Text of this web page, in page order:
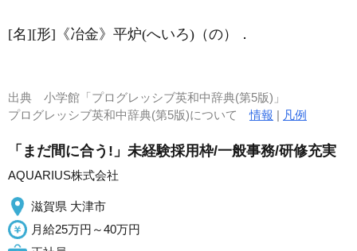
[名][形] 《冶金》 平炉(へいろ) （の） ．
出典 小学館「プログレッシブ英和中辞典(第5版)」
プログレッシブ英和中辞典(第5版)について情報 | 凡例
「まだ間に合う!」未経験採用枠/一般事務/研修充実
AQUARIUS株式会社
滋賀県 大津市
月給25万円～40万円